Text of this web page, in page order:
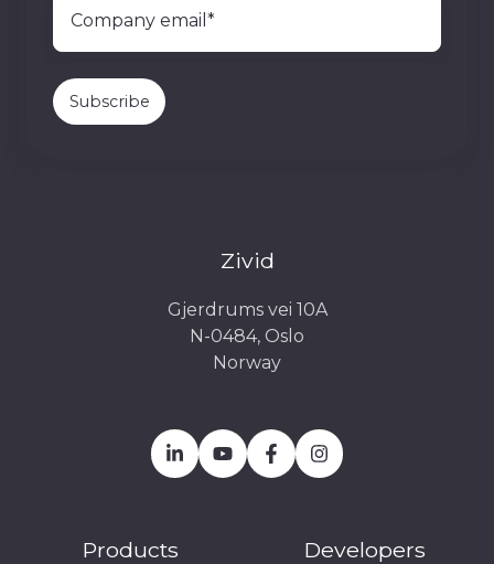
Zivid
Gjerdrums vei 10A
N-0484, Oslo
Norway
Products Developers